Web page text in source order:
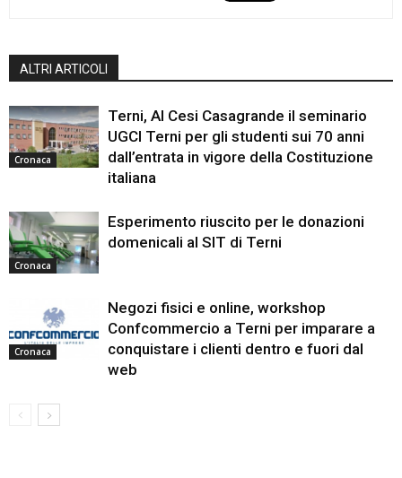
ALTRI ARTICOLI
Cronaca
Terni, Al Cesi Casagrande il seminario
UGCI Terni per gli studenti sui 70 anni
dall’entrata in vigore della Costituzione
italiana
Cronaca
Esperimento riuscito per le donazioni
domenicali al SIT di Terni
Cronaca
Negozi fisici e online, workshop
Confcommercio a Terni per imparare a
conquistare i clienti dentro e fuori dal
web